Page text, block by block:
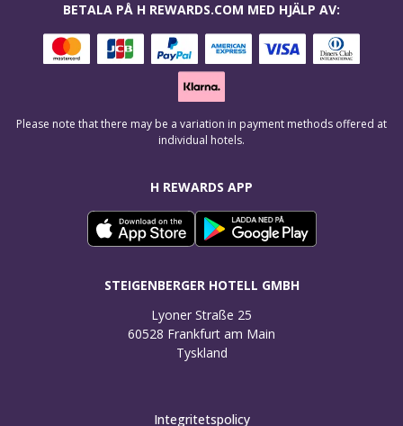
H REWARDS APP
STEIGENBERGER HOTELL GMBH
Lyoner Straße 25
60528 Frankfurt am Main
Tyskland
BETALA PÅ H REWARDS.COM MED HJÄLP AV:
Please note that there may be a variation in payment methods offered at
individual hotels.
Integritetspolicy